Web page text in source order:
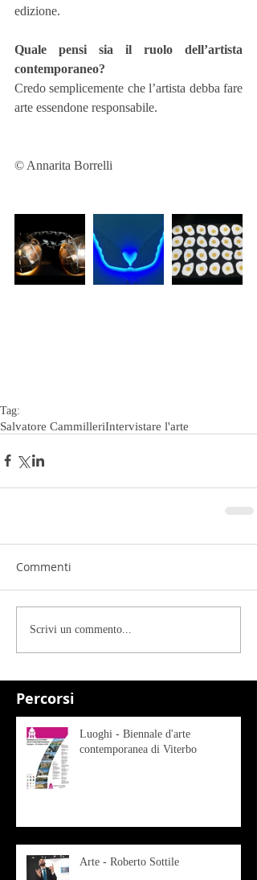
Percorsi
edizione.
Quale pensi sia il ruolo dell’artista
contemporaneo?
Credo semplicemente che l’artista debba fare
arte essendone responsabile.
© Annarita Borrelli
Tag:
Salvatore CammilleriIntervistare l'arte
Commenti
Scrivi un commento...
Luoghi - Biennale d'arte
contemporanea di Viterbo
Arte - Roberto Sottile